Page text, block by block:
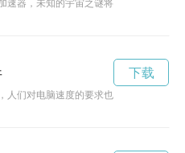
速器，未知的宇宙之谜将被揭开。
人们对电脑速度的要求也越来越高。加
下载